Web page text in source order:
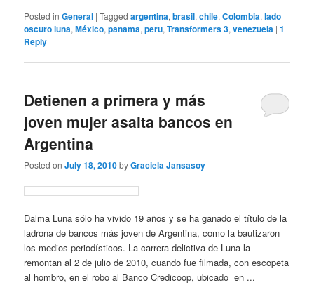
Posted in General |Tagged argentina,brasil,chile,Colombia,lado
oscuro luna,México,panama,peru,Transformers 3,venezuela |1
Reply
Detienen a primera y más
joven mujer asalta bancos en
Argentina
Posted onJuly 18, 2010byGraciela Jansasoy
Dalma Luna sólo ha vivido 19 años y se ha ganado el título de la
ladrona de bancos más joven de Argentina, como la bautizaron
los medios periodísticos. La carrera delictiva de Luna la
remontan al 2 de julio de 2010, cuando fue filmada, con escopeta
al hombro, en el robo al Banco Credicoop, ubicado en ...